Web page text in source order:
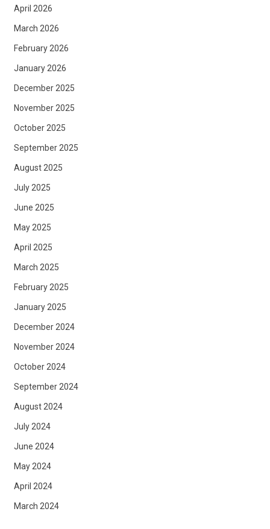
April 2026
March 2026
February 2026
January 2026
December 2025
November 2025
October 2025
September 2025
August 2025
July 2025
June 2025
May 2025
April 2025
March 2025
February 2025
January 2025
December 2024
November 2024
October 2024
September 2024
August 2024
July 2024
June 2024
May 2024
April 2024
March 2024